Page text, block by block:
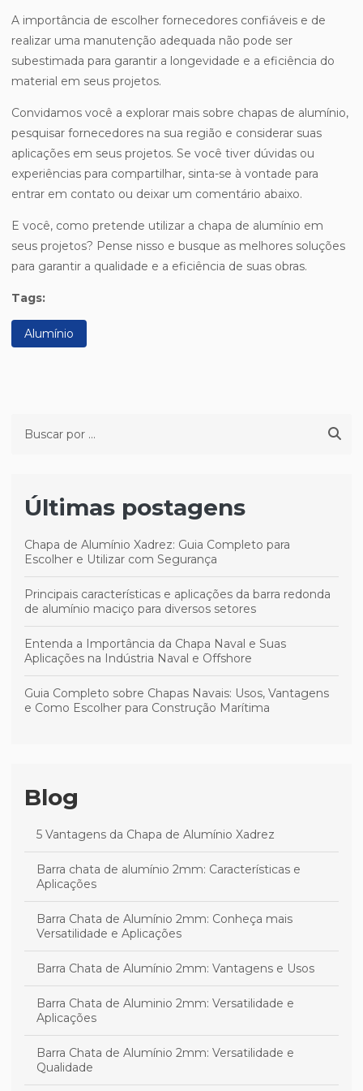
A importância de escolher fornecedores confiáveis e de
realizar uma manutenção adequada não pode ser
subestimada para garantir a longevidade e a eficiência do
material em seus projetos.
Convidamos você a explorar mais sobre chapas de alumínio,
pesquisar fornecedores na sua região e considerar suas
aplicações em seus projetos. Se você tiver dúvidas ou
experiências para compartilhar, sinta-se à vontade para
entrar em contato ou deixar um comentário abaixo.
E você, como pretende utilizar a chapa de alumínio em
seus projetos? Pense nisso e busque as melhores soluções
para garantir a qualidade e a eficiência de suas obras.
Tags:
Alumínio
Últimas postagens
Chapa de Alumínio Xadrez: Guia Completo para
Escolher e Utilizar com Segurança
Principais características e aplicações da barra redonda
de alumínio maciço para diversos setores
Entenda a Importância da Chapa Naval e Suas
Aplicações na Indústria Naval e Offshore
Guia Completo sobre Chapas Navais: Usos, Vantagens
e Como Escolher para Construção Marítima
Blog
5 Vantagens da Chapa de Alumínio Xadrez
Barra chata de alumínio 2mm: Características e
Aplicações
Barra Chata de Alumínio 2mm: Conheça mais
Versatilidade e Aplicações
Barra Chata de Alumínio 2mm: Vantagens e Usos
Barra Chata de Aluminio 2mm: Versatilidade e
Aplicações
Barra Chata de Alumínio 2mm: Versatilidade e
Qualidade